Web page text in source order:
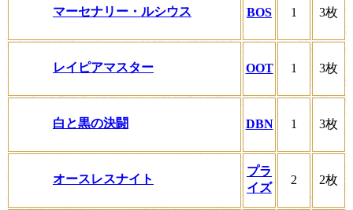
マーセナリー・ルシウス BOS 1 3枚
レイピアマスター OOT 1 3枚
白と黒の決闘 DBN 1 3枚
オースレスナイト
プラ
イズ
2 2枚